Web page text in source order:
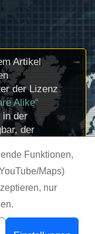
Funktionen,
Maps)
nur
Artikel
der Lizenz
Alike“
in der
der
zum
Regelfall